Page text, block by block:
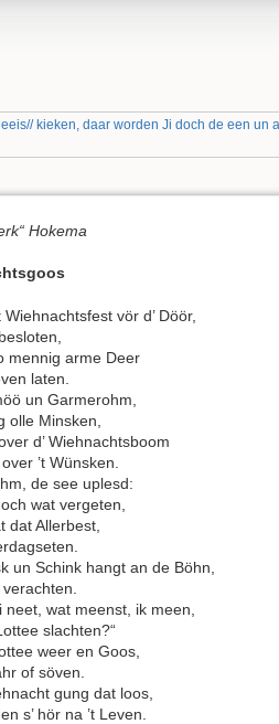
kieken, daar worden Ji doch de een un
Hokema
vör d’ Döör,
mennig arme Deer
laten.
un Garmerohm,
olle Minsken,
d’ Wiehnachtsboom
’t Wünsken.
de see uplesd:
wat vergeten,
dat Allerbest,
un Schink hangt an de Böhn,
neet, wat meenst, ik meen,
slachten?“
weer en Goos,
of söven.
gung dat loos,
s’ hör na ’t Leven.